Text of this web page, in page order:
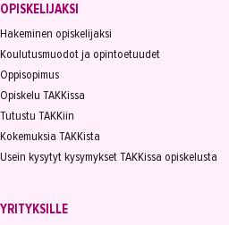
OPISKELIJAKSI
Hakeminen opiskelijaksi
Koulutusmuodot ja opintoetuudet
Oppisopimus
Opiskelu TAKKissa
Tutustu TAKKiin
Kokemuksia TAKKista
Usein kysytyt kysymykset TAKKissa opiskelusta
YRITYKSILLE